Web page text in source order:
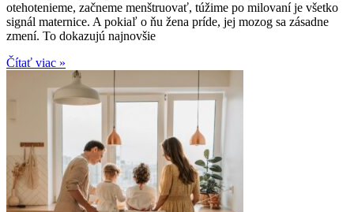
otehotenieme, začneme menštruovať, túžime po milovaní je všetko
signál maternice. A pokiaľ o ňu žena príde, jej mozog sa zásadne
zmení. To dokazujú najnovšie
Čítať viac »